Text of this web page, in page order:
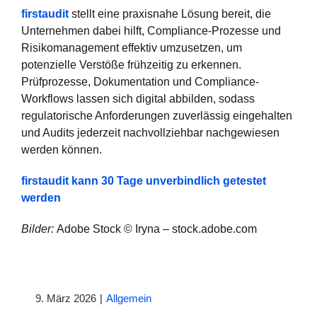
firstaudit stellt eine praxisnahe Lösung bereit, die
Unternehmen dabei hilft, Compliance-Prozesse und
Risikomanagement effektiv umzusetzen, um
potenzielle Verstöße frühzeitig zu erkennen.
Prüfprozesse, Dokumentation und Compliance-
Workflows lassen sich digital abbilden, sodass
regulatorische Anforderungen zuverlässig eingehalten
und Audits jederzeit nachvollziehbar nachgewiesen
werden können.
firstaudit kann 30 Tage unverbindlich getestet
werden
Bilder: Adobe Stock © Iryna – stock.adobe.com
9. März 2026 | Allgemein